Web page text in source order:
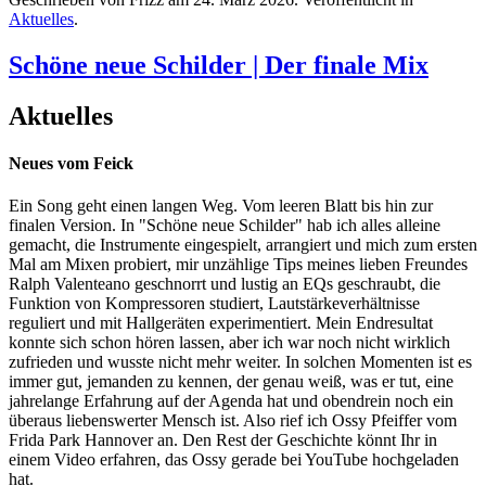
Aktuelles.
Schöne neue Schilder | Der finale Mix
Aktuelles
Neues vom Feick
Ein Song geht einen langen Weg. Vom leeren Blatt bis hin zur
finalen Version. In "Schöne neue Schilder" hab ich alles alleine
gemacht, die Instrumente eingespielt, arrangiert und mich zum ersten
Mal am Mixen probiert, mir unzählige Tips meines lieben Freundes
Ralph Valenteano geschnorrt und lustig an EQs geschraubt, die
Funktion von Kompressoren studiert, Lautstärkeverhältnisse
reguliert und mit Hallgeräten experimentiert. Mein Endresultat
konnte sich schon hören lassen, aber ich war noch nicht wirklich
zufrieden und wusste nicht mehr weiter. In solchen Momenten ist es
immer gut, jemanden zu kennen, der genau weiß, was er tut, eine
jahrelange Erfahrung auf der Agenda hat und obendrein noch ein
überaus liebenswerter Mensch ist. Also rief ich Ossy Pfeiffer vom
Frida Park Hannover an. Den Rest der Geschichte könnt Ihr in
einem Video erfahren, das Ossy gerade bei YouTube hochgeladen
hat.